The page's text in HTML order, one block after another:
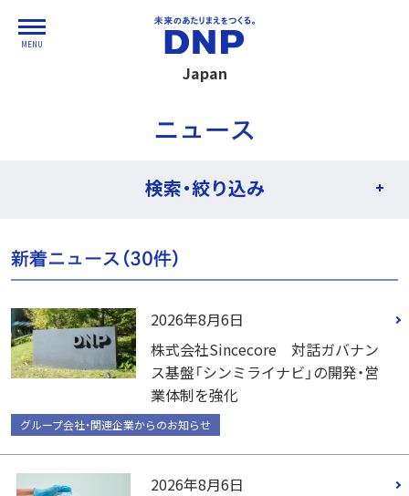
Japan
MENU
ニュース
検索・絞り込み
新着ニュース（30件）
2026年8月6日
株式会社Sincecore 対話ガバナン
ス基盤「シンミライナビ」の開発・営
業体制を強化
グループ会社・関連企業からのお知らせ
2026年8月6日